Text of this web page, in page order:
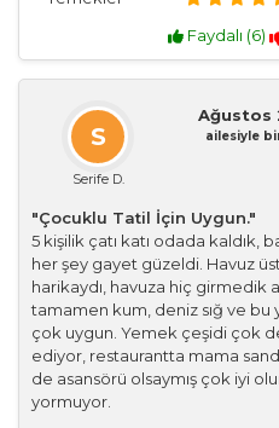
Faydalı (6)
S
Serife D.
Ağustos
ailesiyle
"Çocuklu Tatil İçin Uygun."
5 kişilik çatı katı odada kaldık,
her şey gayet güzeldi. Havuz
harikaydı, havuza hiç girmedik
tamamen kum, deniz sığ ve
çok uygun. Yemek çeşidi çok
ediyor, restaurantta mama
de asansörü olsaymış çok iyi
yormuyor.